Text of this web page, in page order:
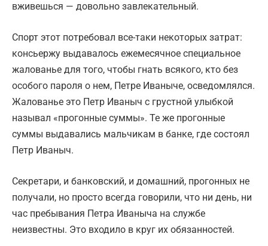
вживешься — довольно завлекательный.
Спорт этот потребовал все-таки некоторых затрат:
консьержу выдавалось ежемесячное специальное
жалованье для того, чтобы гнать всякого, кто без
особого пароля о нем, Петре Иваныче, осведомлялся.
Жалованье это Петр Иваныч с грустной улыбкой
называл «прогонные суммы». Те же прогонные
суммы выдавались мальчикам в банке, где состоял
Петр Иваныч.
Секретари, и банковский, и домашний, прогонных не
получали, но просто всегда говорили, что ни день, ни
час пребывания Петра Иваныча на службе
неизвестны. Это входило в круг их обязанностей.